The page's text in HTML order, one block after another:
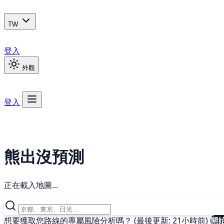
TW
登入
外觀
登入
熊出沒預測
正在載入地圖...
想要獲取您路線的專屬風險分析嗎？ (最後更新: 21小時前)開